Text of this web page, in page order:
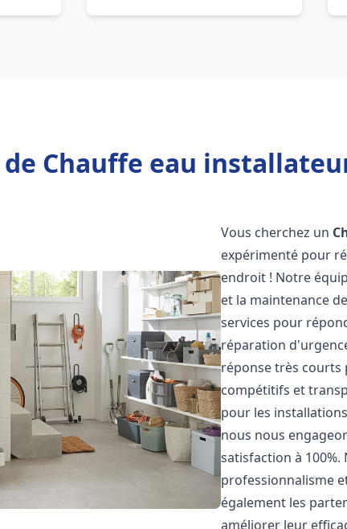
de Chauffe eau
Vous cherchez un
expérimenté pour
endroit ! Notre
et la maintenance
services pour
réparation
réponse très
compétitifs et
pour les
nous nous
satisfaction à
professionnalisme
également les
améliorer leur